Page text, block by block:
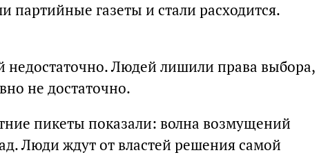
партийные газеты и стали расходится.
Людей лишили права выбора,
не достаточно.
пикеты показали: волна возмущений
Люди ждут от властей решения самой